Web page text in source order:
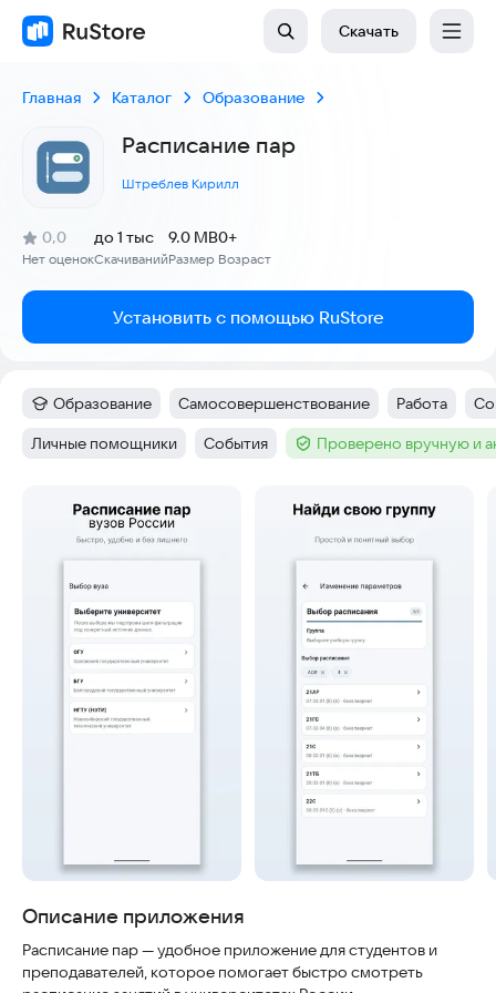
Скачать
Главная Каталог Образование
Расписание пар
Штреблев Кирилл
Рейтинг:
0,0
(
Нет оценок
)
Скачиваний
до 1 тыс
Размер
9.0 MB
Возраст
0+
Установить с помощью RuStore
Категория:
Образование Тег:
Самосовершенствование Тег:
Работа Тег
Тег:
Личные помощники Тег:
События Тег :Проверено вручную и
Скриншоты
Описание приложения
Расписание пар — удобное приложение для студентов и
преподавателей, которое помогает быстро смотреть